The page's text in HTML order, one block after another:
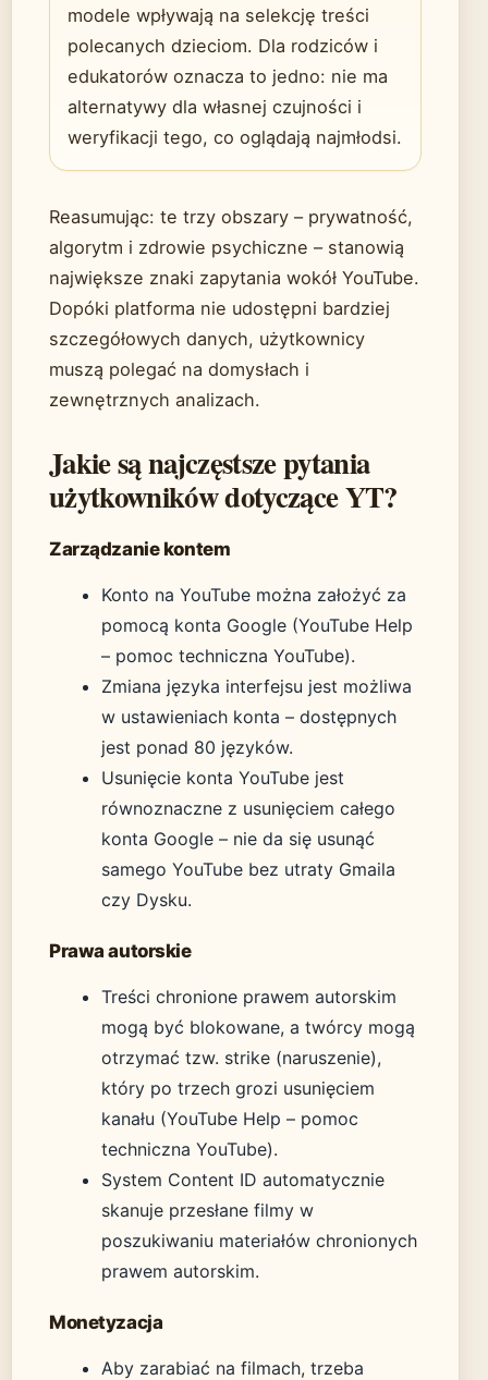
modele wpływają na selekcję treści
polecanych dzieciom. Dla rodziców i
edukatorów oznacza to jedno: nie ma
alternatywy dla własnej czujności i
weryfikacji tego, co oglądają najmłodsi.
Reasumując: te trzy obszary – prywatność,
algorytm i zdrowie psychiczne – stanowią
największe znaki zapytania wokół YouTube.
Dopóki platforma nie udostępni bardziej
szczegółowych danych, użytkownicy
muszą polegać na domysłach i
zewnętrznych analizach.
Jakie są najczęstsze pytania
użytkowników dotyczące YT?
Zarządzanie kontem
Konto na YouTube można założyć za
pomocą konta Google (YouTube Help
– pomoc techniczna YouTube).
Zmiana języka interfejsu jest możliwa
w ustawieniach konta – dostępnych
jest ponad 80 języków.
Usunięcie konta YouTube jest
równoznaczne z usunięciem całego
konta Google – nie da się usunąć
samego YouTube bez utraty Gmaila
czy Dysku.
Prawa autorskie
Treści chronione prawem autorskim
mogą być blokowane, a twórcy mogą
otrzymać tzw. strike (naruszenie),
który po trzech grozi usunięciem
kanału (YouTube Help – pomoc
techniczna YouTube).
System Content ID automatycznie
skanuje przesłane filmy w
poszukiwaniu materiałów chronionych
prawem autorskim.
Monetyzacja
Aby zarabiać na filmach, trzeba